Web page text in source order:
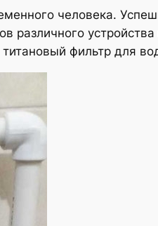
человека.
различного
фильтр для